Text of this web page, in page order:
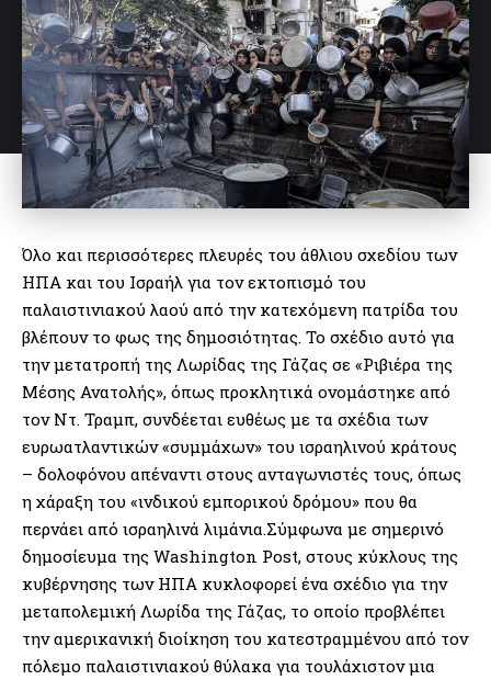
Όλο και περισσότερες πλευρές του άθλιου σχεδίου των
ΗΠΑ και του Ισραήλ για τον εκτοπισμό του
παλαιστινιακού λαού από την κατεχόμενη πατρίδα του
βλέπουν το φως της δημοσιότητας. Το σχέδιο αυτό για
την μετατροπή της Λωρίδας της Γάζας σε «Ριβιέρα της
Μέσης Ανατολής», όπως προκλητικά ονομάστηκε από
τον Ντ. Τραμπ, συνδέεται ευθέως με τα σχέδια των
ευρωατλαντικών «συμμάχων» του ισραηλινού κράτους
– δολοφόνου απέναντι στους ανταγωνιστές τους, όπως
η χάραξη του «ινδικού εμπορικού δρόμου» που θα
περνάει από ισραηλινά λιμάνια.Σύμφωνα με σημερινό
δημοσίευμα της Washington Post, στους κύκλους της
κυβέρνησης των ΗΠΑ κυκλοφορεί ένα σχέδιο για την
μεταπολεμική Λωρίδα της Γάζας, το οποίο προβλέπει
την αμερικανική διοίκηση του κατεστραμμένου από τον
πόλεμο παλαιστινιακού θύλακα για τουλάχιστον μια